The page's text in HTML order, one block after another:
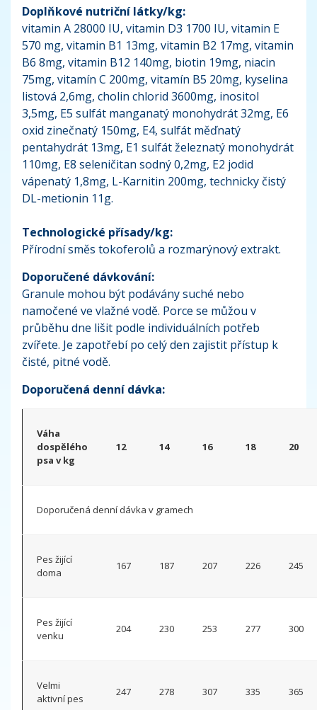
Doplňkové nutriční látky/kg:
vitamin A 28000 IU, vitamin D3 1700 IU, vitamin E
570 mg, vitamin B1 13mg, vitamin B2 17mg, vitamin
B6 8mg, vitamin B12 140mg, biotin 19mg, niacin
75mg, vitamín C 200mg, vitamín B5 20mg, kyselina
listová 2,6mg, cholin chlorid 3600mg, inositol
3,5mg, E5 sulfát manganatý monohydrát 32mg, E6
oxid zinečnatý 150mg, E4, sulfát měďnatý
pentahydrát 13mg, E1 sulfát železnatý monohydrát
110mg, E8 seleničitan sodný 0,2mg, E2 jodid
vápenatý 1,8mg, L-Karnitin 200mg, technicky čistý
DL-metionin 11g.
Technologické přísady/kg:
Přírodní směs tokoferolů a rozmarýnový extrakt.
Doporučené dávkování:
Granule mohou být podávány suché nebo
namočené ve vlažné vodě. Porce se můžou v
průběhu dne lišit podle individuálních potřeb
zvířete. Je zapotřebí po celý den zajistit přístup k
čisté, pitné vodě.
Doporučená denní dávka:
Váha
dospělého
psa v kg
12 14 16 18 20
Doporučená denní dávka v gramech
Pes žijící
doma
167 187 207 226 245
Pes žijící
venku
204 230 253 277 300
Velmi
aktivní pes
247 278 307 335 365